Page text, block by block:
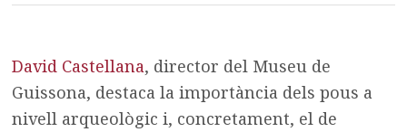
David Castellana, director del Museu de
Guissona, destaca la importància dels pous a
nivell arqueològic i, concretament, el de